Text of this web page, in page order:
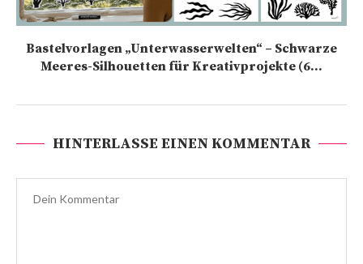
Bastelvorlagen „Unterwasserwelten“ – Schwarze
Meeres-Silhouetten für Kreativprojekte (6...
HINTERLASSE EINEN KOMMENTAR